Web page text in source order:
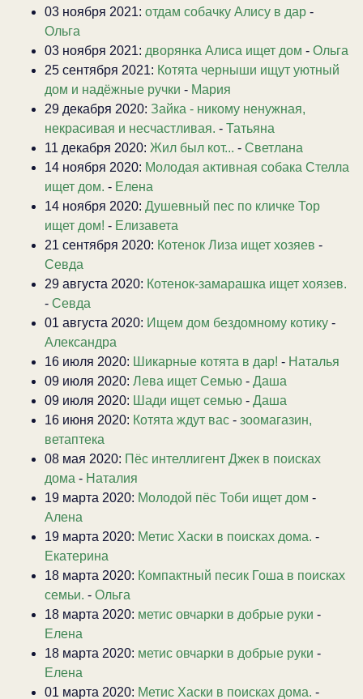
03 ноября 2021: отдам собачку Алису в дар -
Ольга
03 ноября 2021: дворянка Алиса ищет дом - Ольга
25 сентября 2021: Котята черныши ищут уютный
дом и надёжные ручки - Мария
29 декабря 2020: Зайка - никому ненужная,
некрасивая и несчастливая. - Татьяна
11 декабря 2020: Жил был кот... - Светлана
14 ноября 2020: Молодая активная собака Стелла
ищет дом. - Елена
14 ноября 2020: Душевный пес по кличке Тор
ищет дом! - Елизавета
21 сентября 2020: Котенок Лиза ищет хозяев -
Севда
29 августа 2020: Котенок-замарашка ищет хоязев.
- Севда
01 августа 2020: Ищем дом бездомному котику -
Александра
16 июля 2020: Шикарные котята в дар! - Наталья
09 июля 2020: Лева ищет Семью - Даша
09 июля 2020: Шади ищет семью - Даша
16 июня 2020: Котята ждут вас - зоомагазин,
ветаптека
08 мая 2020: Пёс интеллигент Джек в поисках
дома - Наталия
19 марта 2020: Молодой пёс Тоби ищет дом -
Алена
19 марта 2020: Метис Хаски в поисках дома. -
Екатерина
18 марта 2020: Компактный песик Гоша в поисках
семьи. - Ольга
18 марта 2020: метис овчарки в добрые руки -
Елена
18 марта 2020: метис овчарки в добрые руки -
Елена
01 марта 2020: Метис Хаски в поисках дома. -